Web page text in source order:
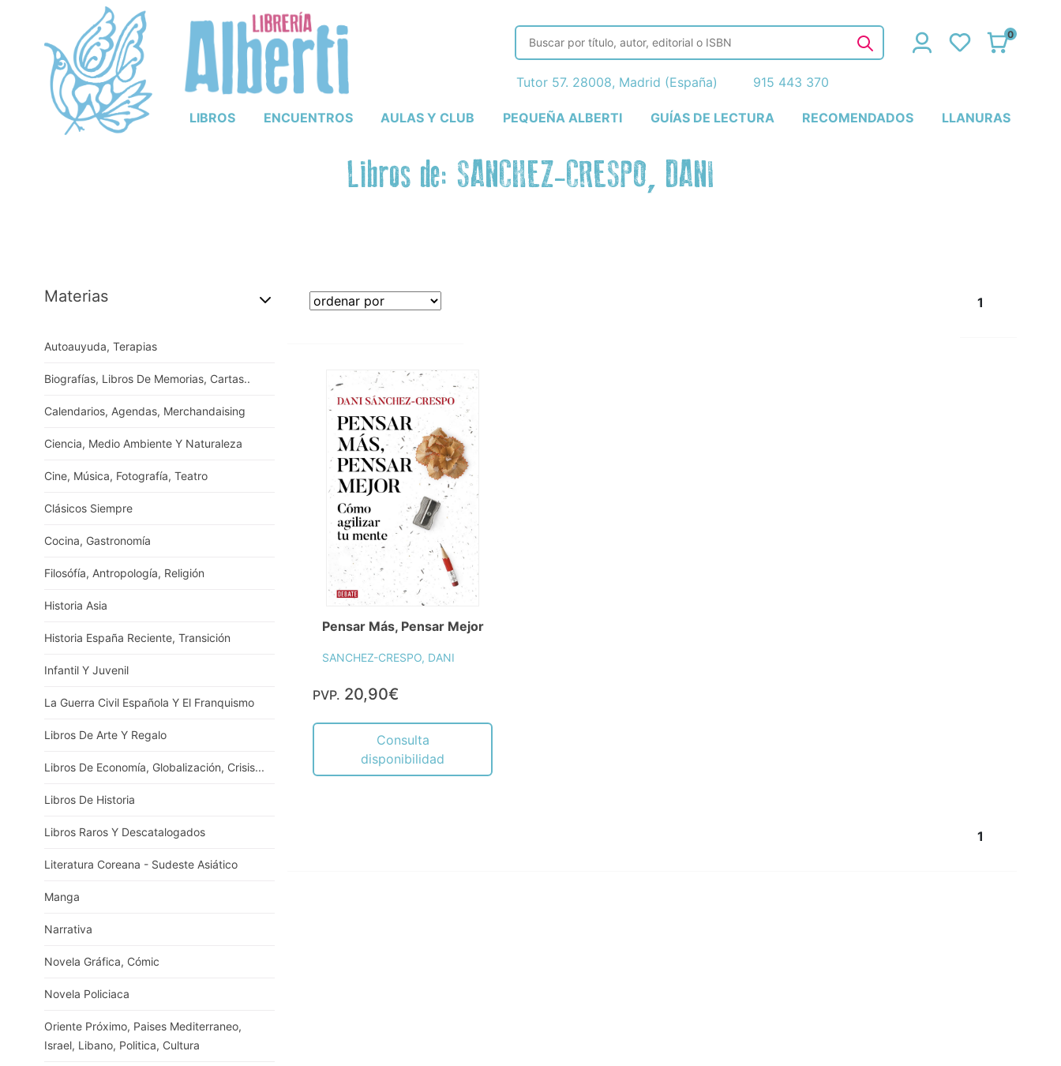
LIBROS ENCUENTROS AULAS Y CLUB PEQUEÑA ALBERTI GUÍAS DE LECTURA RECOMENDADOS LLANURAS
0
Tutor 57. 28008, Madrid (España) 915 443 370
Libros de: SANCHEZ-CRESPO, DANI
Materias
Autoauyuda, Terapias
Biografías, Libros De Memorias, Cartas..
Calendarios, Agendas, Merchandaising
Ciencia, Medio Ambiente Y Naturaleza
Cine, Música, Fotografía, Teatro
Clásicos Siempre
Cocina, Gastronomía
Filosófía, Antropología, Religión
Historia Asia
Historia España Reciente, Transición
Infantil Y Juvenil
La Guerra Civil Española Y El Franquismo
Libros De Arte Y Regalo
Libros De Economía, Globalización, Crisis...
Libros De Historia
Libros Raros Y Descatalogados
Literatura Coreana - Sudeste Asiático
Manga
Narrativa
Novela Gráfica, Cómic
Novela Policiaca
Oriente Próximo, Paises Mediterraneo,
Israel, Libano, Politica, Cultura
1
Pensar Más, Pensar Mejor
SANCHEZ-CRESPO, DANI
PVP. 20,90€
Consulta
disponibilidad
1